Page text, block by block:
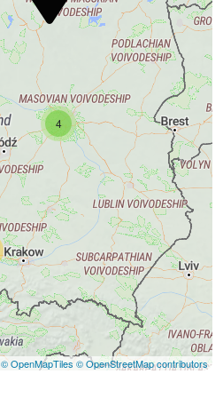
4
© OpenMapTiles © OpenStreetMap contributors